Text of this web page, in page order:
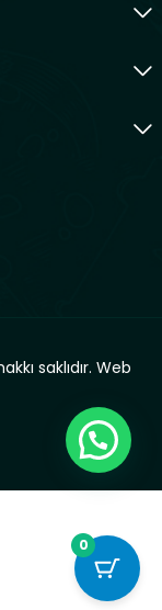
saklıdır. Web
0